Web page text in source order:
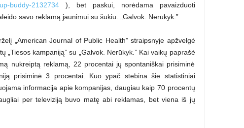
buddy-2132734), bet paskui, norėdama pavaizduoti
savo reklamą jaunimui su šūkiu: „Galvok. Nerūkyk.”
„American Journal of Public Health” straipsnyje apžvelgė
„Tiesos kampaniją” su „Galvok. Nerūkyk.” Kai vaikų paprašė
nukreiptą reklamą, 22 procentai jų spontaniškai prisiminė
prisiminė 3 procentai. Kuo ypač stebina šie statistiniai
informacija apie kompanijas, daugiau kaip 70 procentų
per televiziją buvo matę abi reklamas, bet viena iš jų